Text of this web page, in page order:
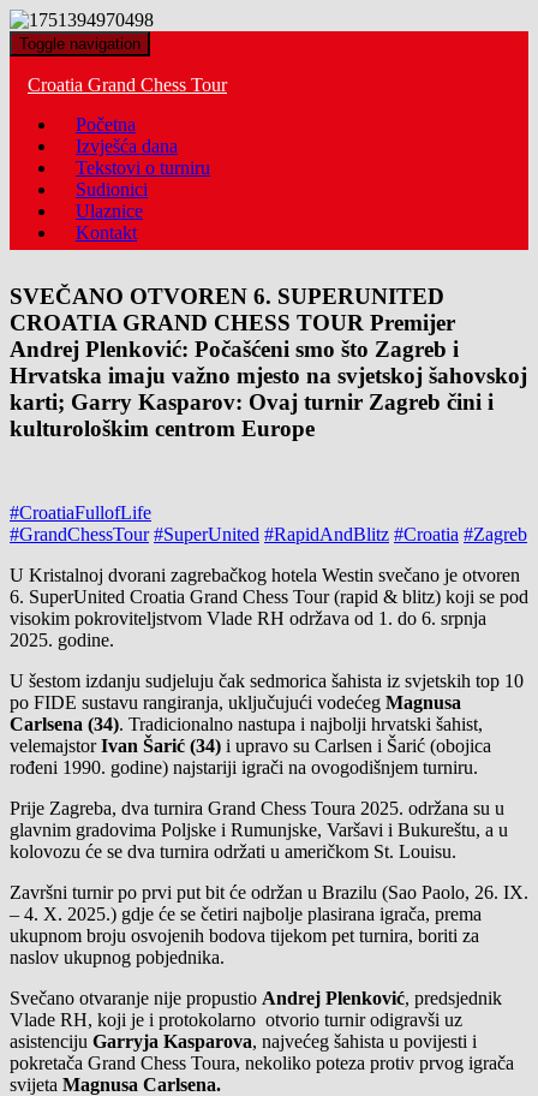
Toggle navigation
Croatia Grand Chess Tour
Početna
Izvješća dana
Tekstovi o turniru
Sudionici
Ulaznice
Kontakt
SVEČANO OTVOREN 6. SUPERUNITED
CROATIA GRAND CHESS TOUR Premijer
Andrej Plenković: Počašćeni smo što Zagreb i
Hrvatska imaju važno mjesto na svjetskoj šahovskoj
karti; Garry Kasparov: Ovaj turnir Zagreb čini i
kulturološkim centrom Europe
#CroatiaFullofLife
#GrandChessTour #SuperUnited #RapidAndBlitz #Croatia #Zagreb
U Kristalnoj dvorani zagrebačkog hotela Westin svečano je otvoren
6. SuperUnited Croatia Grand Chess Tour (rapid & blitz) koji se pod
visokim pokroviteljstvom Vlade RH održava od 1. do 6. srpnja
2025. godine.
U šestom izdanju sudjeluju čak sedmorica šahista iz svjetskih top 10
po FIDE sustavu rangiranja, uključujući vodećeg Magnusa
Carlsena (34). Tradicionalno nastupa i najbolji hrvatski šahist,
velemajstorIvan Šarić (34) i upravo su Carlsen i Šarić (obojica
rođeni 1990. godine) najstariji igrači na ovogodišnjem turniru.
Prije Zagreba, dva turnira Grand Chess Toura 2025. održana su u
glavnim gradovima Poljske i Rumunjske, Varšavi i Bukureštu, a u
kolovozu će se dva turnira održati u američkom St. Louisu.
Završni turnir po prvi put bit će održan u Brazilu (Sao Paolo, 26. IX.
– 4. X. 2025.) gdje će se četiri najbolje plasirana igrača, prema
ukupnom broju osvojenih bodova tijekom pet turnira, boriti za
naslov ukupnog pobjednika.
Svečano otvaranje nije propustio Andrej Plenković, predsjednik
Vlade RH, koji je i protokolarno otvorio turnir odigravši uz
asistenciju Garryja Kasparova, najvećeg šahista u povijesti i
pokretača Grand Chess Toura, nekoliko poteza protiv prvog igrača
svijeta Magnusa Carlsena.